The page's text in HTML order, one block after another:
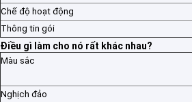
Chế độ hoạt động
Thông tin gói
Điều gì làm cho nó rất khác nhau?
Màu sắc
Nghịch đảo